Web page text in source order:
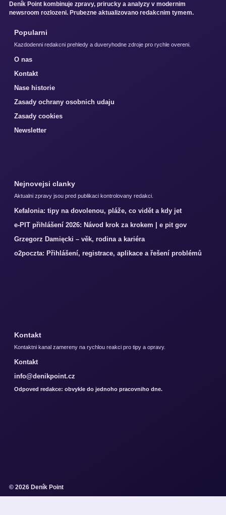
Deník Point kombinuje zpravy, prirucky a analyzy v modernim
newsroom rozlozeni. Prubezne aktualizovano redakcnim tymem.
Popularni
Kazdodenni redakcni prehledy a duveryhodne zdroje pro rychle overeni.
O nas
Kontakt
Nase historie
Zasady ochrany osobnich udaju
Zasady cookies
Newsletter
Nejnovejsi clanky
Aktualni zpravy jsou pred publikaci kontrolovany redakci.
Kefalonia: tipy na dovolenou, pláže, co vidět a kdy jet
e-PIT přihlášení 2026: Návod krok za krokem | e pit gov
Grzegorz Damięcki – věk, rodina a kariéra
o2poczta: Přihlášení, registrace, aplikace a řešení problémů
Kontakt
Kontaktni kanal zamereny na rychlou reakci pro tipy a opravy.
Kontakt
info@denikpoint.cz
Odpoved redakce: obvykle do jednoho pracovniho dne.
© 2026 Deník Point